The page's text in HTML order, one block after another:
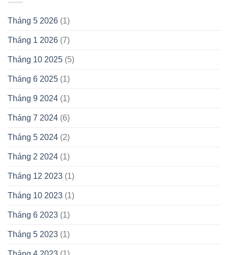
Tháng 5 2026 (1)
Tháng 1 2026 (7)
Tháng 10 2025 (5)
Tháng 6 2025 (1)
Tháng 9 2024 (1)
Tháng 7 2024 (6)
Tháng 5 2024 (2)
Tháng 2 2024 (1)
Tháng 12 2023 (1)
Tháng 10 2023 (1)
Tháng 6 2023 (1)
Tháng 5 2023 (1)